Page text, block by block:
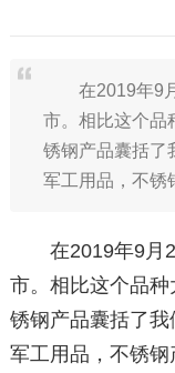
在2019年9月
市。相比这个品
锈钢产品囊括了
军工用品，不锈
在2019年9月25
市。相比这个品
锈钢产品囊括了我
军工用品，不锈钢